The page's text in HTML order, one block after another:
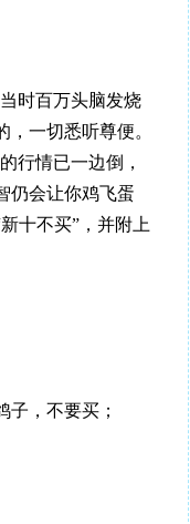
时百万头脑发烧
一切悉听尊便。
行情已一边倒，
仍会让你鸡飞蛋
十不买”，并附上
，不要买；